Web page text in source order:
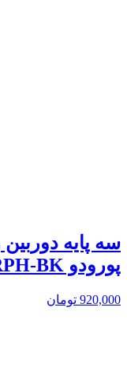
سه پایه
پورودو Tripod PD-TRPH-BK
920,000 تومان